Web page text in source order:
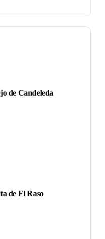
de Candeleda
de El Raso